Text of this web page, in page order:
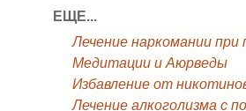
ЕЩЕ...
Лечение наркомании
Медитации и Аюрведы
Избавление от
Лечение алкоголизма с